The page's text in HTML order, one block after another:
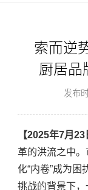
索而逆
厨居品
发布
【2025年7月23
革的洪流之中
化“内卷”成为
挑战的背景下